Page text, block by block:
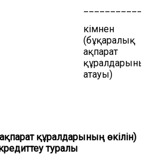
кімнен
(бұқаралық
ақпарат
атауы)
құралдарының өкілін)
туралы